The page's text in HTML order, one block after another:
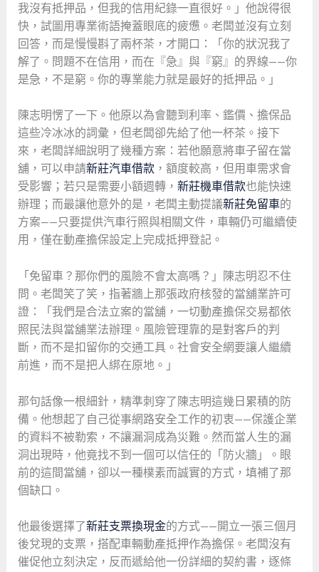
我沒有抵押品，但我的信用紀錄一直很好。」他說得很
快，試圖用專業術語掩蓋眼底的疲憊。老闆並沒有立刻
回答，而是慢慢斟了兩杯茶，才開口：「你的狀況我了
解了。問題不在信用，而在『急』與『窮』的界線——你
是急，不是窮。你的專業能力就是最好的抵押品。」
陳志明愣了一下。他原以為會聽到利率、鑑價、擔保品
這些冷冰冰的詞彙，但老闆卻先給了他一杯茶。接下
來，老闆詳細說明了幾種方案：若他願意將車子留在當
舖，可以申請新莊汽車借款，額度較高，但用車需求會
受影響；若只是需要小額週轉， 新莊機車借款也能快速
辦理；而最讓他意外的是，老闆主動提議新莊免留車的
方案——只要提供汽車行照與相關文件，車輛仍可繼續使
用，僅在動產擔保設定上完成抵押登記。
「免留車？那你們的風險不會太高嗎？」陳志明忍不住
問。老闆笑了笑，指著牆上那張政府核發的當舖業許可
證：「我們是合法立案的當舖，一切動產擔保交易都依
照民法與當舖業法辦理。風險管理靠的是對客戶的判
斷，而不是扣留你的交通工具。社會安全網要讓人繼續
前進，而不是把人綁在原地。」
那句話像一根細針，精準刺穿了陳志明這幾日累積的防
備。他想起了自己從事網路安全工作的初衷——保護企業
的資料不被勒索，不讓漏洞成為災難。然而當人生的漏
洞出現時，他竟找不到一個可以信任的「防火牆」。眼
前的這間當舖，卻以一種樸素而誠實的方式，填補了那
個缺口。
他最後選擇了新莊支票換現金的方式——開立一張三個月
後兌現的支票，搭配車輛動產抵押作為擔保。老闆沒有
催促他立刻決定，反而遞給他一份詳細的契約書，逐條